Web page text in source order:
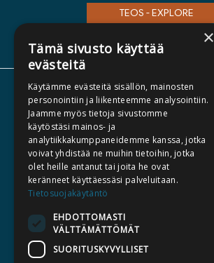
TEOS - EXPLORE
ABOUT US
AUTHORS
CATALOGUES
WHAT'S NEW
COMMISSIONED BOOKS
BILLING ADDRESS
×
Tämä sivusto käyttää
evästeitä
Käytämme evästeitä sisällön, mainosten
personointiin ja liikenteemme analysointiin.
Jaamme myös tietoja sivustomme
käytöstäsi mainos- ja
analytiikkakumppaneidemme kanssa, jotka
voivat yhdistää ne muihin tietoihin, jotka
olet heille antanut tai joita he ovat
keränneet käyttäessäsi palveluitaan.
Tietosuojakäytäntö
EHDOTTOMASTI
VÄLTTÄMÄTTÖMÄT
SUORITUSKYVYLLISET